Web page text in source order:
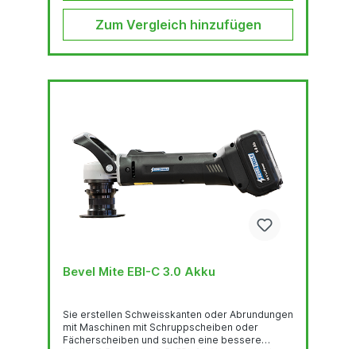
Zum Vergleich hinzufügen
Bevel Mite EBI-C 3.0 Akku
Sie erstellen Schweisskanten oder Abrundungen
mit Maschinen mit Schruppscheiben oder
Fächerscheiben und suchen eine bessere